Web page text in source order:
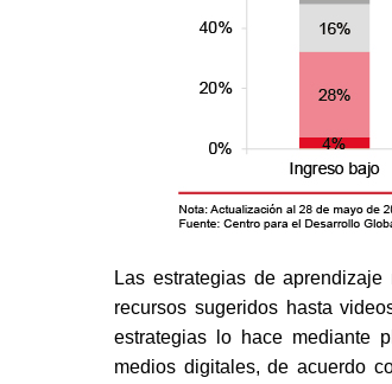
Las estrategias de
recursos sugeridos hasta
estrategias lo hace mediante
medios digitales, de acuerdo